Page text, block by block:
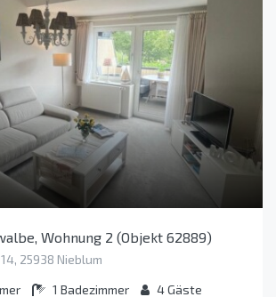
Wohnung 2 (Objekt 62889)
25938 Nieblum
1 Badezimmer 4Gäste